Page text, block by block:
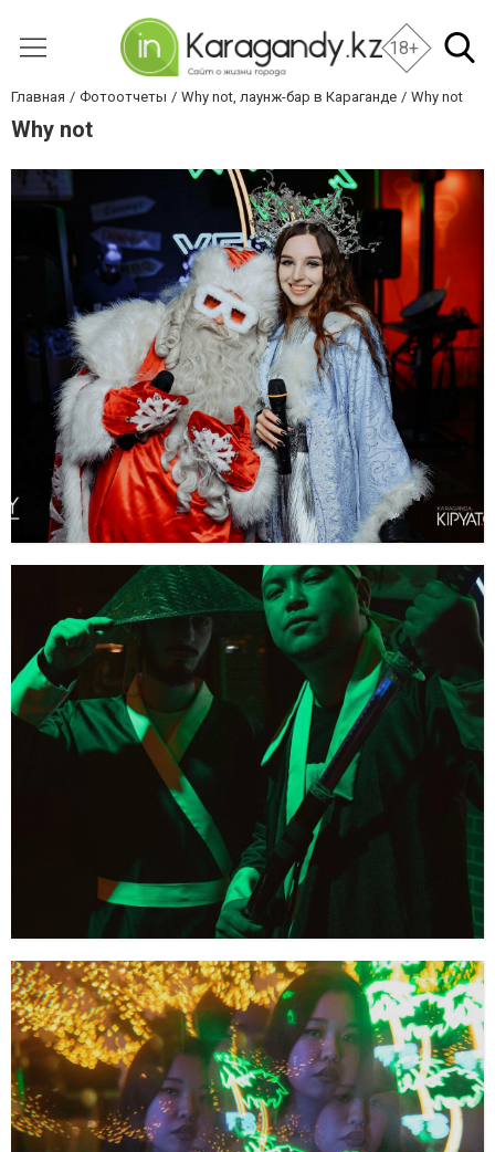
18+
Главная Фотоотчеты Why not, лаунж-бар в Караганде Why not
Why not